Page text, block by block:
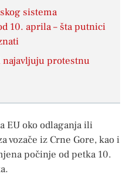
sistema
10. aprila – šta putnici
protestnu
EU oko odlaganja ili
vozače iz Crne Gore, kao i
počinje od petka 10.